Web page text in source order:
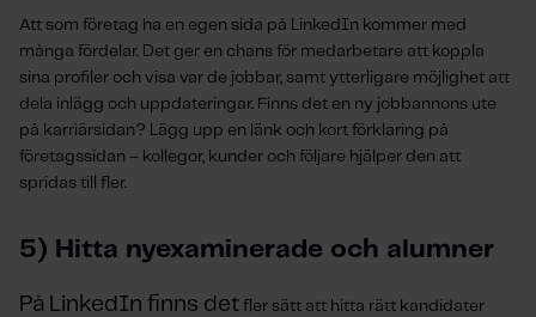
Att som företag ha en egen sida på LinkedIn kommer med
många fördelar. Det ger en chans för medarbetare att koppla
sina profiler och visa var de jobbar, samt ytterligare möjlighet att
dela inlägg och uppdateringar. Finns det en ny jobbannons ute
på karriärsidan? Lägg upp en länk och kort förklaring på
företagssidan – kollegor, kunder och följare hjälper den att
spridas till fler.
5) Hitta nyexaminerade och alumner
På LinkedIn finns det fler sätt att hitta rätt kandidater